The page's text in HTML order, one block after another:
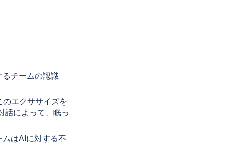
るチームの認識
のエクササイズを
話によって、眠っ
ムはAIに対する不